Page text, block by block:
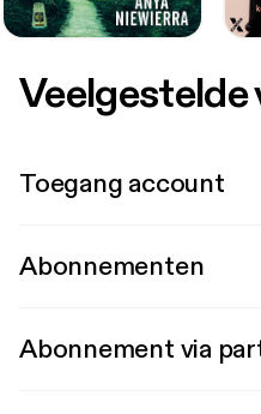
Veelgestelde
Toegang account
Abonnementen
Abonnement via